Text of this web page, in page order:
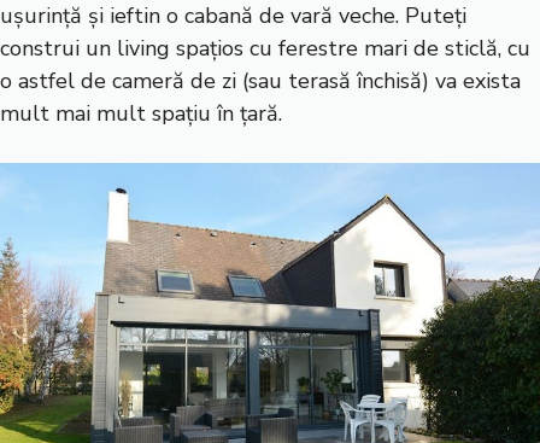
ușurință și ieftin o cabană de vară veche. Puteți
construi un living spațios cu ferestre mari de sticlă, cu
o astfel de cameră de zi (sau terasă închisă) va exista
mult mai mult spațiu în țară.